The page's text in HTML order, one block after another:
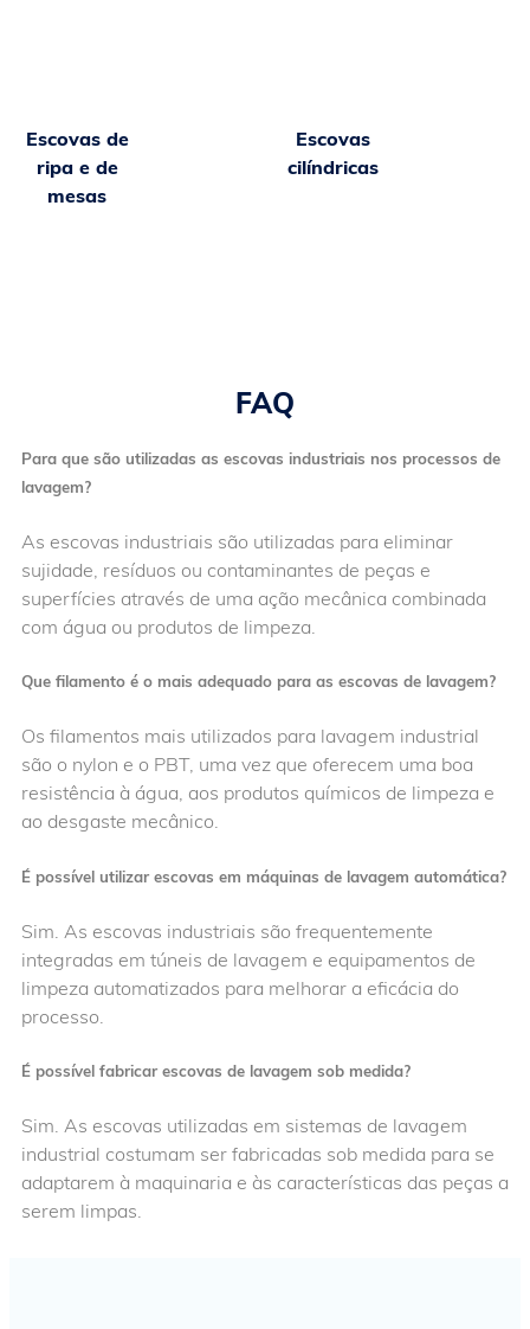
Escovas de
ripa e de
mesas
Escovas
cilíndricas
FAQ
Para que são utilizadas as escovas industriais nos processos de
lavagem?
As escovas industriais são utilizadas para eliminar
sujidade, resíduos ou contaminantes de peças e
superfícies através de uma ação mecânica combinada
com água ou produtos de limpeza.
Que filamento é o mais adequado para as escovas de lavagem?
Os filamentos mais utilizados para lavagem industrial
são o nylon e o PBT, uma vez que oferecem uma boa
resistência à água, aos produtos químicos de limpeza e
ao desgaste mecânico.
É possível utilizar escovas em máquinas de lavagem automática?
Sim. As escovas industriais são frequentemente
integradas em túneis de lavagem e equipamentos de
limpeza automatizados para melhorar a eficácia do
processo.
É possível fabricar escovas de lavagem sob medida?
Sim. As escovas utilizadas em sistemas de lavagem
industrial costumam ser fabricadas sob medida para se
adaptarem à maquinaria e às características das peças a
serem limpas.